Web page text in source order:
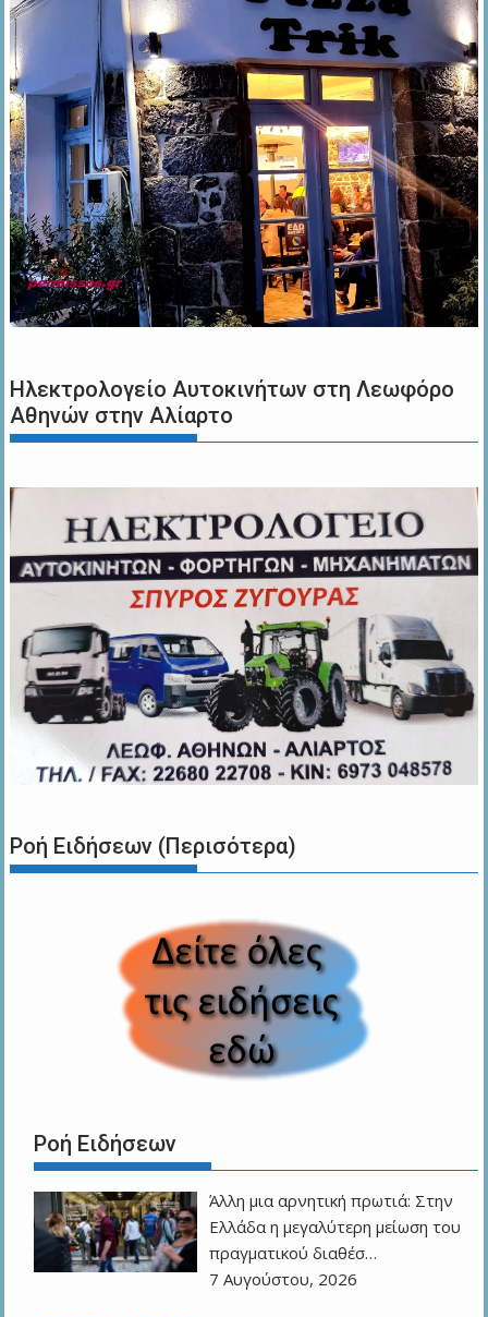
Ηλεκτρολογείο Αυτοκινήτων στη Λεωφόρο
Αθηνών στην Αλίαρτο
Ροή Ειδήσεων (Περισότερα)
Ροή Ειδήσεων
Άλλη μια αρνητική πρωτιά: Στην
Ελλάδα η μεγαλύτερη μείωση του
πραγματικού διαθέσ…
7 Αυγούστου, 2026